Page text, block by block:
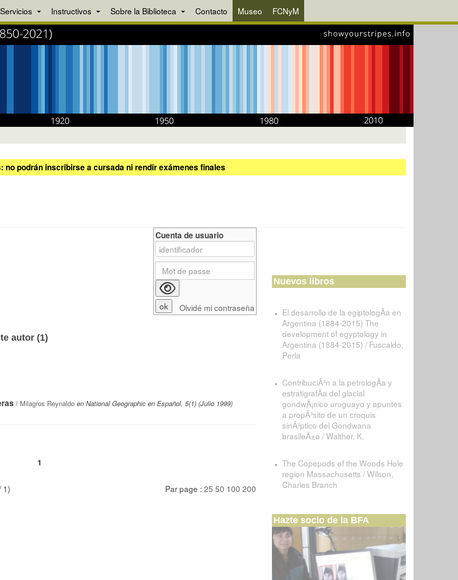
Servicios Instructivos Sobre la Biblioteca Contacto Museo FCNyM
podrán inscribirse a cursada ni rendir exámenes finales
autor (1)
/ Milagros Reynaldo en National Geographic en Español, 5(1) (Julio 1999)
1
1) Par page : 25 50 100 200
Cuenta de usuario
Olvidé mi contraseña
Nuevos libros
El desarrollo de la egiptologÃ­a en
Argentina (1884-2015) The
development of egyptology in
Argentina (1884-2015) / Fuscaldo,
Perla
ContribuciÃ³n a la petrologÃ­a y
estratigrafÃ­a del glacial
gondwÃ¡nico uruguayo y apuntes
a propÃ³sito de un croquis
sinÃ³ptico del Gondwana
brasileÃ±o / Walther, K.
The Copepods of the Woods Hole
region Massachusetts / Wilson,
Charles Branch
Hazte socio de la BFA